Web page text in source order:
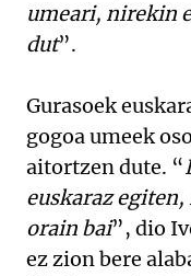
umeari, nirekin
dut”.
Gurasoek
gogoa umeek
aitortzen dute. “
euskaraz
orain bai”, dio
ez zion bere